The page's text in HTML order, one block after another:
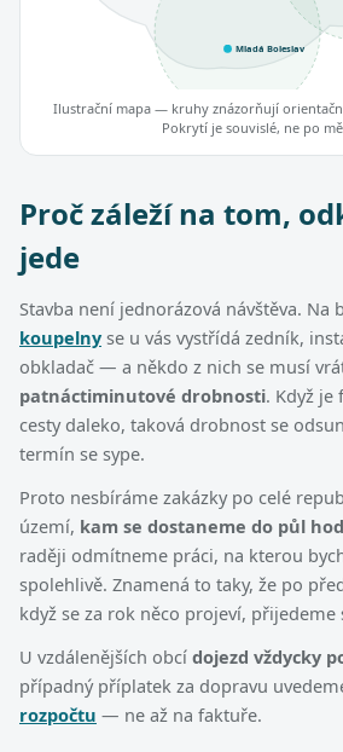
Mladá Boleslav
Ilustrační mapa — kruhy znázorňují
Pokrytí je souvislé, ne po
Proč záleží na tom,
jede
Stavba není jednorázová návštěva. Na
koupelny se u vás vystřídá zedník,
obkladač — a někdo z nich se musí
patnáctiminutové drobnosti. Když
cesty daleko, taková drobnost se
termín se sype.
Proto nesbíráme zakázky po celé
území, kam se dostaneme do půl
raději odmítneme práci, na kterou
spolehlivě. Znamená to taky, že po
když se za rok něco projeví, přijedeme
U vzdálenějších obcí dojezd vždycky
případný příplatek za dopravu
rozpočtu — ne až na faktuře.